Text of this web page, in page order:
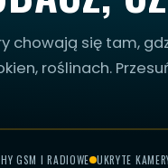
chowają się tam,
roślinach.
GSM I RADIOWE UKRYTE